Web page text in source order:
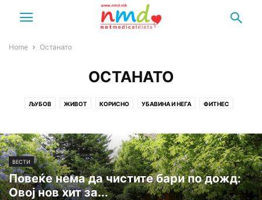
Home Останато
ОСТАНАТО
ЉУБОВ ЖИВОТ КОРИСНО УБАВИНА И НЕГА ФИТНЕС
ВЕСТИ
Повеќе нема да чистите бари по дожд:
Овој нов хит за...